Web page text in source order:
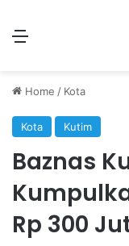
Menu
Home / Kota
Kota Kutim
Baznas
Rp 300